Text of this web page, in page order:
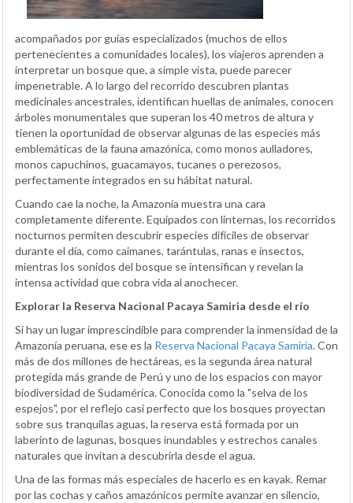
acompañados por guías especializados (muchos de ellos
pertenecientes a comunidades locales), los viajeros aprenden a
interpretar un bosque que, a simple vista, puede parecer
impenetrable. A lo largo del recorrido descubren plantas
medicinales ancestrales, identifican huellas de animales, conocen
árboles monumentales que superan los 40 metros de altura y
tienen la oportunidad de observar algunas de las especies más
emblemáticas de la fauna amazónica, como monos aulladores,
monos capuchinos, guacamayos, tucanes o perezosos,
perfectamente integrados en su hábitat natural.
Cuando cae la noche, la Amazonía muestra una cara
completamente diferente. Equipados con linternas, los recorridos
nocturnos permiten descubrir especies difíciles de observar
durante el día, como caimanes, tarántulas, ranas e insectos,
mientras los sonidos del bosque se intensifican y revelan la
intensa actividad que cobra vida al anochecer.
Explorar la Reserva Nacional Pacaya Samiria desde el río
Si hay un lugar imprescindible para comprender la inmensidad de la
Amazonía peruana, ese es la Reserva Nacional Pacaya Samiria. Con
más de dos millones de hectáreas, es la segunda área natural
protegida más grande de Perú y uno de los espacios con mayor
biodiversidad de Sudamérica. Conocida como la "selva de los
espejos", por el reflejo casi perfecto que los bosques proyectan
sobre sus tranquilas aguas, la reserva está formada por un
laberinto de lagunas, bosques inundables y estrechos canales
naturales que invitan a descubrirla desde el agua.
Una de las formas más especiales de hacerlo es en kayak. Remar
por las cochas y caños amazónicos permite avanzar en silencio,